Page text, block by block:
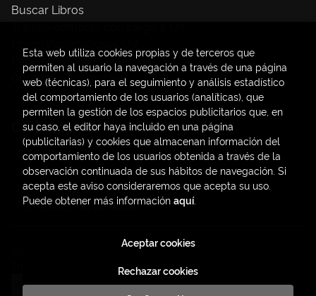
Buscar Libros
Papelería / material oficina
Consumo Sostenible
Contacto
C/ Amadeo de Saboya, 4
(+34) 963828968
latendauv@fundacio.es
Formulario de contacto
. Todos los Derechos Reservados |
Esta web utiliza cookies propias y de terceros que
permiten al usuario la navegación a través de una página
web (técnicas), para el seguimiento y análisis estadístico
del comportamiento de los usuarios (analíticas), que
permiten la gestión de los espacios publicitarios que, en
su caso, el editor haya incluido en una página
(publicitarias) y cookies que almacenan información del
comportamiento de los usuarios obtenida a través de la
observación continuada de sus hábitos de navegación. Si
acepta este aviso consideraremos que acepta su uso.
Puede obtener más información aquí.
Rechazar cookies
Aceptar cookies